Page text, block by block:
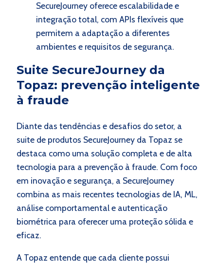
SecureJourney oferece escalabilidade e
integração total, com APIs flexíveis que
permitem a adaptação a diferentes
ambientes e requisitos de segurança.
Suite SecureJourney da
Topaz: prevenção inteligente
à fraude
Diante das tendências e desafios do setor, a
suite de produtos SecureJourney da Topaz se
destaca como uma solução completa e de alta
tecnologia para a prevenção à fraude. Com foco
em inovação e segurança, a SecureJourney
combina as mais recentes tecnologias de IA, ML,
análise comportamental e autenticação
biométrica para oferecer uma proteção sólida e
eficaz.
A Topaz entende que cada cliente possui